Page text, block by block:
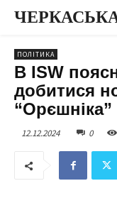
ПОЛІТИКА
В ISW
добитися
“Орєшніка”
12.12.2024 0